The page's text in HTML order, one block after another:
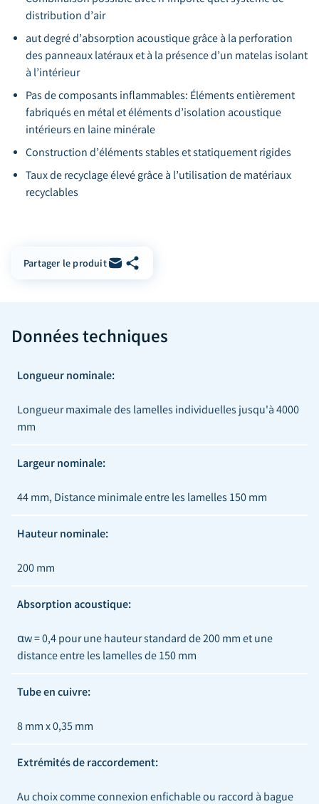
distribution d’air
aut degré d’absorption acoustique grâce à la perforation
des panneaux latéraux et à la présence d’un matelas isolant
à l’intérieur
Pas de composants inflammables: Éléments entièrement
fabriqués en métal et éléments d’isolation acoustique
intérieurs en laine minérale
Construction d’éléments stables et statiquement rigides
Taux de recyclage élevé grâce à l’utilisation de matériaux
recyclables
Partager le produitPartager par e-mail
Copier le lien
Données techniques
Longueur nominale:
Longueur maximale des lamelles individuelles jusqu'à 4000
mm
Largeur nominale:
44 mm, Distance minimale entre les lamelles 150 mm
Hauteur nominale:
200 mm
Absorption acoustique:
αw = 0,4 pour une hauteur standard de 200 mm et une
distance entre les lamelles de 150 mm
Tube en cuivre:
8 mm x 0,35 mm
Extrémités de raccordement:
Au choix comme connexion enfichable ou raccord à bague